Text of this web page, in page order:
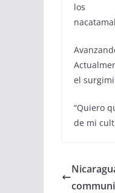
los
el
“Quiero
de mi